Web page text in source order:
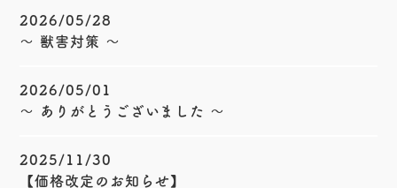
2026/05/28
〜 獣害対策 〜
2026/05/01
〜 ありがとうございました 〜
2025/11/30
【価格改定のお知らせ】